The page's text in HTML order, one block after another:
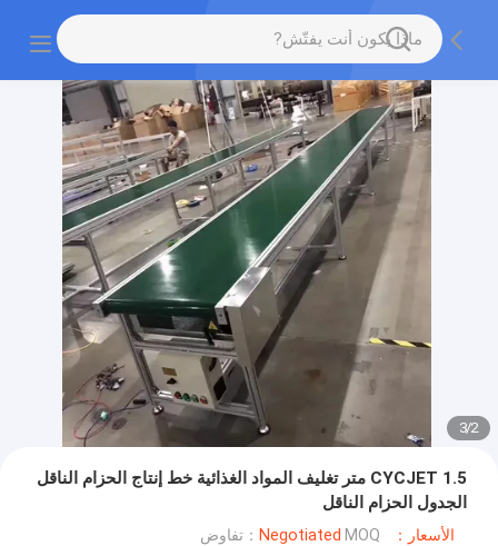
2
/
3
CYCJET 1.5 متر تغليف المواد الغذائية خط إنتاج الحزام الناقل
الجدول الحزام الناقل
الأسعار：Negotiated MOQ：تفاوض